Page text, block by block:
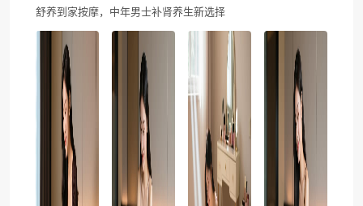
舒养到家按摩，中年男士补肾养生新选择